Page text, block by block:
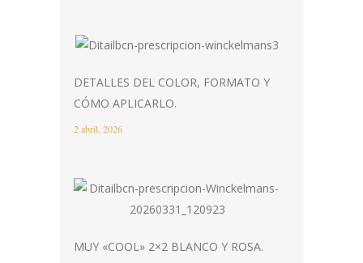
DETALLES DEL COLOR, FORMATO Y
CÓMO APLICARLO.
2 abril, 2026
MUY «COOL» 2×2 BLANCO Y ROSA.